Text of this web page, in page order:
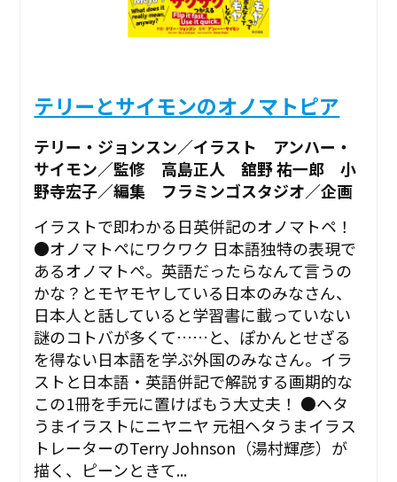
テリーとサイモンのオノマトピア
テリー・ジョンスン／イラスト アンハー・
サイモン／監修 高島正人 舘野 祐一郎 小
野寺宏子／編集 フラミンゴスタジオ／企画
イラストで即わかる日英併記のオノマトペ！
●オノマトペにワクワク 日本語独特の表現で
あるオノマトペ。英語だったらなんて言うの
かな？とモヤモヤしている日本のみなさん、
日本人と話していると学習書に載っていない
謎のコトバが多くて……と、ぽかんとせざる
を得ない日本語を学ぶ外国のみなさん。イラ
ストと日本語・英語併記で解説する画期的な
この1冊を手元に置けばもう大丈夫！ ●ヘタ
うまイラストにニヤニヤ 元祖ヘタうまイラス
トレーターのTerry Johnson（湯村輝彦）が
描く、ピーンときて...